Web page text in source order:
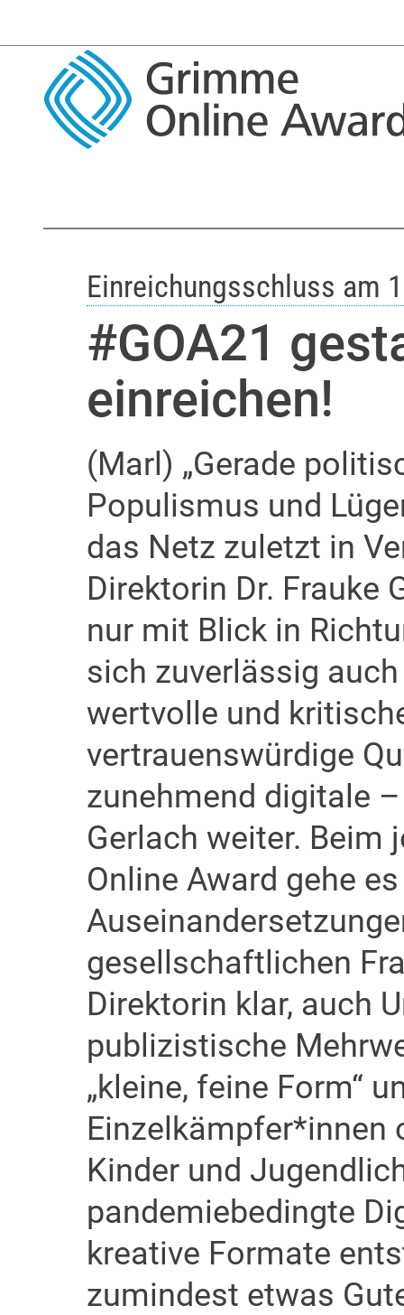
Einreichungsschluss am
#GOA21
einreichen!
(Marl) „Gerade
Populismus und
das Netz zuletzt in
Direktorin Dr. Frauke
nur mit Blick in
sich zuverlässig
wertvolle und
vertrauenswürdige
zunehmend digitale
Gerlach weiter. Beim
Online Award gehe
gesellschaftlichen
Direktorin klar, auch
publizistische
„kleine, feine Form“
Einzelkämpfer*innen
Kinder und
pandemiebedingte
kreative Formate
zumindest etwas